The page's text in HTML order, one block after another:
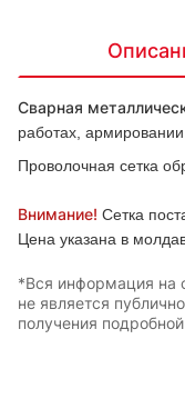
Сварная
работах,
Проволочная сетка
Внимание! Сетка
Цена указана в
*Вся информация на
не является
получения